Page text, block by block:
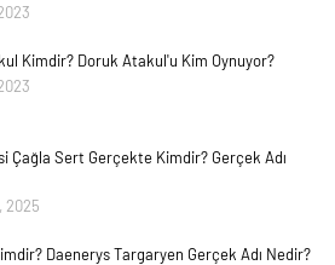
Kimdir? Doruk Atakul'u Kim Oynuyor?
Çağla Sert Gerçekte Kimdir? Gerçek Adı
2025
Daenerys Targaryen Gerçek Adı Nedir?